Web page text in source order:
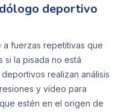
deportivo
fuerzas repetitivas que
la pisada no está
realizan análisis
y vídeo para
estén en el origen de